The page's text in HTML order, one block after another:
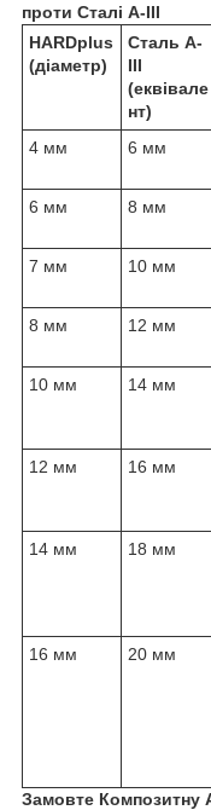
проти Сталі А-III
HARDplus
(діаметр)
Сталь А-
III
(еквівале
нт)
4 мм
6 мм
6 мм
8 мм
7 мм 10 мм
8 мм
12 мм
10 мм
14 мм
12 мм 16 мм
14 мм 18 мм
16 мм 20 мм
Замовте Композитну